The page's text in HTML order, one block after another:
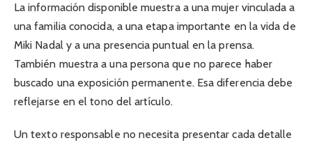
La información disponible muestra a una mujer vinculada a
una familia conocida, a una etapa importante en la vida de
Miki Nadal y a una presencia puntual en la prensa.
También muestra a una persona que no parece haber
buscado una exposición permanente. Esa diferencia debe
reflejarse en el tono del artículo.
Un texto responsable no necesita presentar cada detalle